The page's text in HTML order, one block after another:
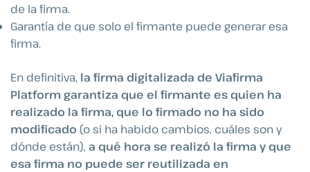
de la firma.
Garantía de que solo el firmante puede generar esa
firma.
En definitiva, la firma digitalizada de Viafirma
Platform garantiza que el firmante es quien ha
realizado la firma, que lo firmado no ha sido
modificado (o si ha habido cambios, cuáles son y
dónde están), a qué hora se realizó la firma y que
esa firma no puede ser reutilizada en